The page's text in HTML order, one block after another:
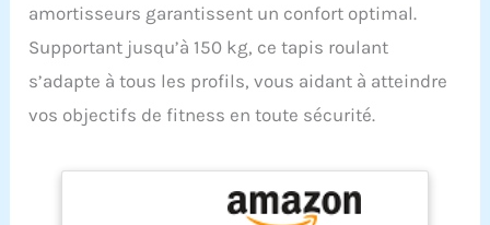
amortisseurs garantissent un confort optimal.
Supportant jusqu’à 150 kg, ce tapis roulant
s’adapte à tous les profils, vous aidant à atteindre
vos objectifs de fitness en toute sécurité.